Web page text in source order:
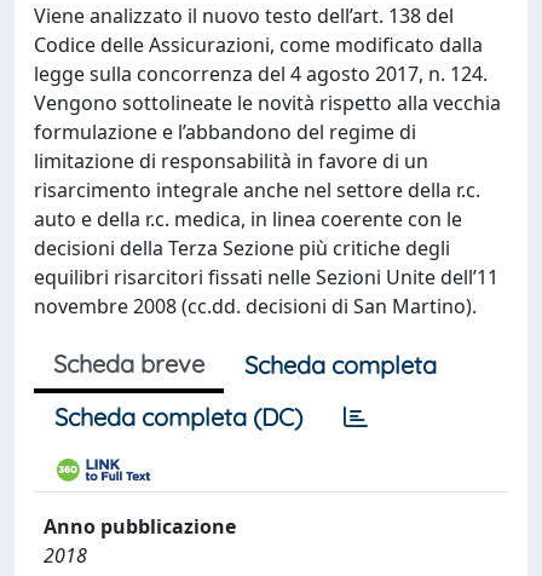
Viene analizzato il nuovo testo dell’art. 138 del
Codice delle Assicurazioni, come modificato dalla
legge sulla concorrenza del 4 agosto 2017, n. 124.
Vengono sottolineate le novità rispetto alla vecchia
formulazione e l’abbandono del regime di
limitazione di responsabilità in favore di un
risarcimento integrale anche nel settore della r.c.
auto e della r.c. medica, in linea coerente con le
decisioni della Terza Sezione più critiche degli
equilibri risarcitori fissati nelle Sezioni Unite dell’11
novembre 2008 (cc.dd. decisioni di San Martino).
Scheda breve
Scheda completa
Scheda completa (DC)
Anno pubblicazione
2018